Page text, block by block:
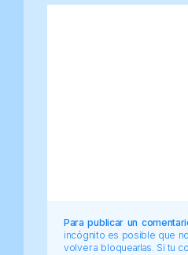
Para publicar un
incógnito es posible que
volver a bloquearlas. Si tu